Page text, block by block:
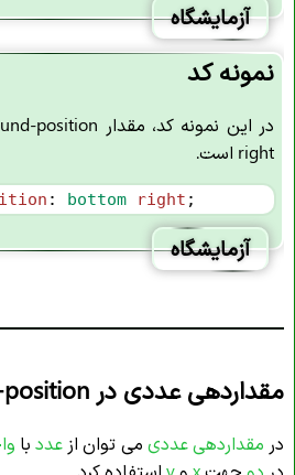
آزمایشگاه
نمونه کد
right است.
: bottom right ;
آزمایشگاه
مقداردهی عددی در CSS background-position
در مقداردهی عددی می توان از عدد با
در دو جهتx وy استفاده کرد.